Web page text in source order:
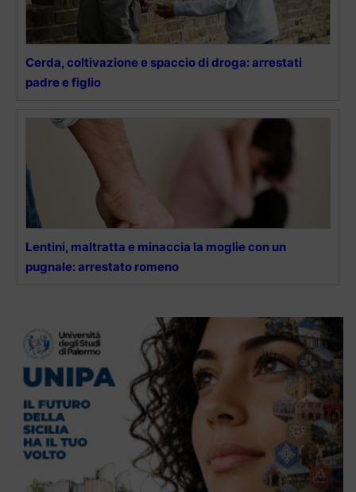
Cerda, coltivazione e spaccio di droga: arrestati
padre e figlio
Lentini, maltratta e minaccia la moglie con un
pugnale: arrestato romeno